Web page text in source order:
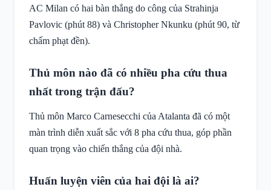
AC Milan có hai bàn thắng do công của Strahinja
Pavlovic (phút 88) và Christopher Nkunku (phút 90, từ
chấm phạt đền).
Thủ môn nào đã có nhiều pha cứu thua
nhất trong trận đấu?
Thủ môn Marco Carnesecchi của Atalanta đã có một
màn trình diễn xuất sắc với 8 pha cứu thua, góp phần
quan trọng vào chiến thắng của đội nhà.
Huấn luyện viên của hai đội là ai?